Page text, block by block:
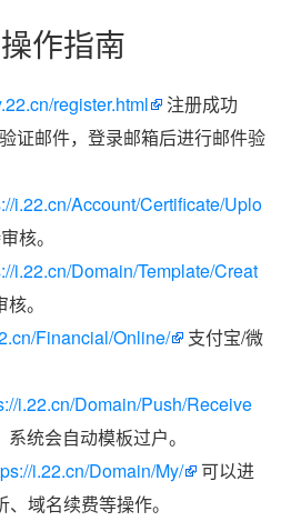
作指南
register.html
注册成功
证邮件，登录邮箱后进行邮件验
i.22.cn/Account/Certificate/Uplo
核。
i.22.cn/Domain/Template/Creat
。
Financial/Online/
支付宝/微
i.22.cn/Domain/Push/Receive
统会自动模板过户。
i.22.cn/Domain/My/
可以进
域名续费等操作。